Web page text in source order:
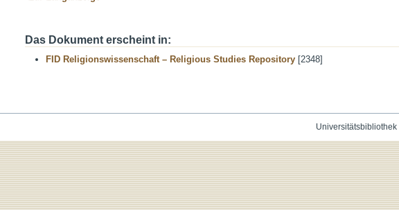
Das Dokument erscheint in:
FID Religionswissenschaft – Religious Studies Repository [2348]
Universitätsbibliothek|